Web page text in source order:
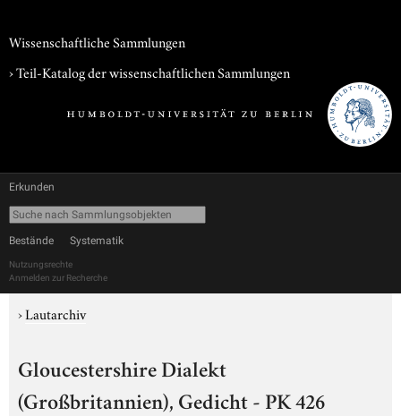
Wissenschaftliche Sammlungen
› Teil-Katalog der wissenschaftlichen Sammlungen
Erkunden
Bestände Systematik
Nutzungsrechte
Anmelden zur Recherche
›Lautarchiv
Gloucestershire Dialekt
(Großbritannien), Gedicht - PK 426